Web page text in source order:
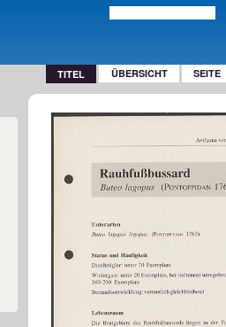
TITEL ÜBERSICHT SEITE